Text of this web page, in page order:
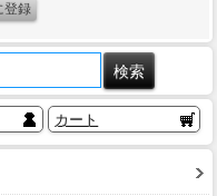
カート